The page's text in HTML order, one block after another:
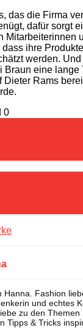
das die Firma
dafür sorgt
Mitarbeiterinnen
ihre Produkte
werden.
Braun eine lange
Dieter Rams
0
Hanna. Fashion
und echtes
zu den
Tipps & Tricks